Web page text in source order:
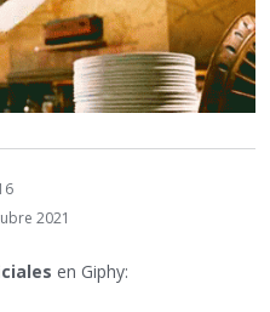
2021
en Giphy: